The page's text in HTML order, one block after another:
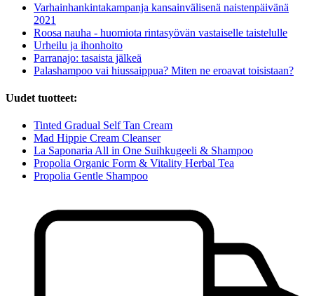
Varhainhankintakampanja kansainvälisenä naistenpäivänä
2021
Roosa nauha - huomiota rintasyövän vastaiselle taistelulle
Urheilu ja ihonhoito
Parranajo: tasaista jälkeä
Palashampoo vai hiussaippua? Miten ne eroavat toisistaan?
Uudet tuotteet:
Tinted Gradual Self Tan Cream
Mad Hippie Cream Cleanser
La Saponaria All in One Suihkugeeli & Shampoo
Propolia Organic Form & Vitality Herbal Tea
Propolia Gentle Shampoo